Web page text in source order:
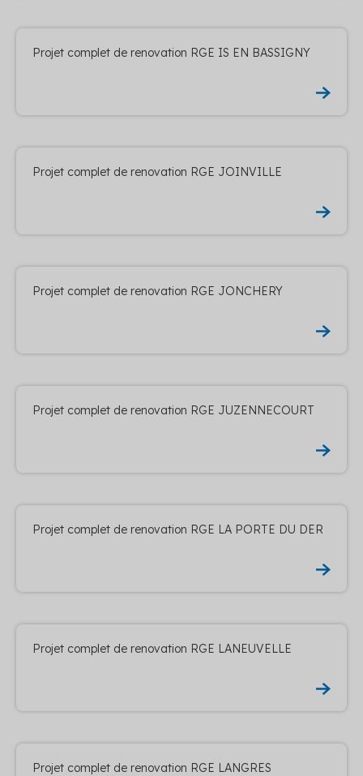
Projet complet de renovation RGE IS EN BASSIGNY
Projet complet de renovation RGE JOINVILLE
Projet complet de renovation RGE JONCHERY
Projet complet de renovation RGE JUZENNECOURT
Projet complet de renovation RGE LA PORTE DU DER
Projet complet de renovation RGE LANEUVELLE
Projet complet de renovation RGE LANGRES